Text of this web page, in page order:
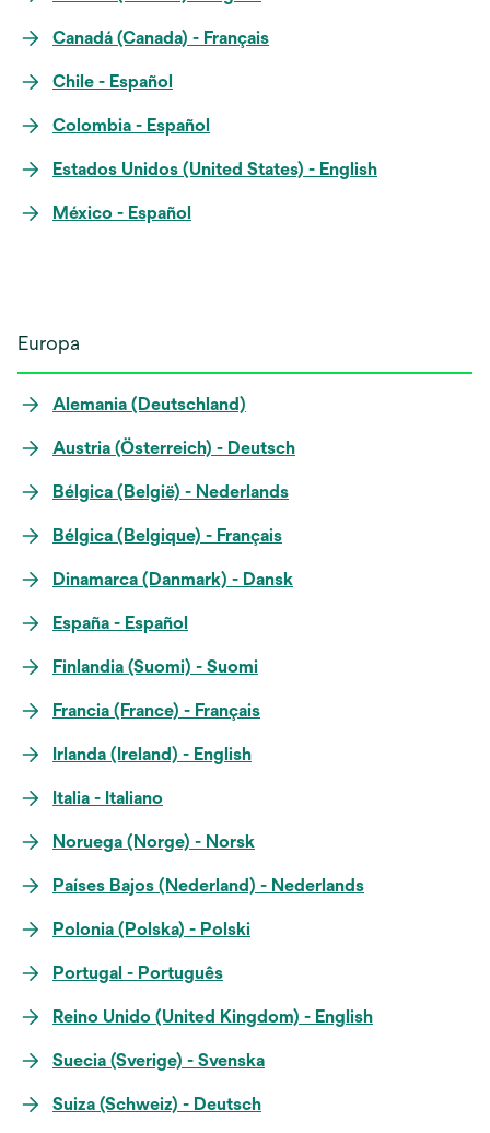
Canadá (Canada) - Français
Chile - Español
Colombia - Español
Estados Unidos (United States) - English
México - Español
Europa
Alemania (Deutschland)
Austria (Österreich) - Deutsch
Bélgica (België) - Nederlands
Bélgica (Belgique) - Français
Dinamarca (Danmark) - Dansk
España - Español
Finlandia (Suomi) - Suomi
Francia (France) - Français
Irlanda (Ireland) - English
Italia - Italiano
Noruega (Norge) - Norsk
Países Bajos (Nederland) - Nederlands
Polonia (Polska) - Polski
Portugal - Português
Reino Unido (United Kingdom) - English
Suecia (Sverige) - Svenska
Suiza (Schweiz) - Deutsch